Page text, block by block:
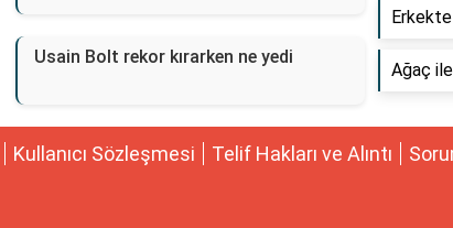
Usain Bolt rekor kırarken ne yedi
Erkekte
Ağaç
Kullanıcı Sözleşmesi Telif Hakları ve Alıntı